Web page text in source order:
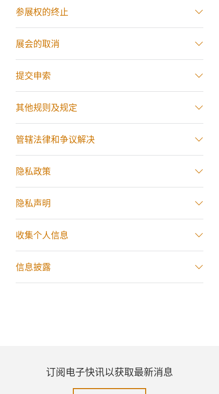
参展权的终止
展会的取消
提交申索
其他规则及规定
管辖法律和争议解决
隐私政策
隐私声明
收集个人信息
信息披露
订阅电子快讯以获取最新消息